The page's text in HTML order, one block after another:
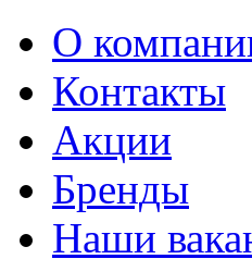
О
Контакты
Акции
Бренды
Наши